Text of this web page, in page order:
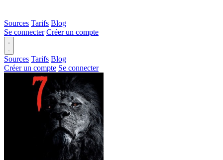
Sources Tarifs Blog
Se connecter Créer un compte
Sources Tarifs Blog
Créer un compte Se connecter